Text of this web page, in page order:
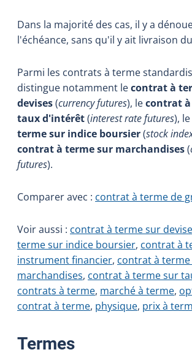
Dans la majorité des cas, il y a
l'échéance, sans qu'il y ait livraison
Parmi les contrats à terme
distingue notamment lecontrat à
devises(currency futures), lecontrat
taux d'intérêt(interest rate futures), le
terme sur indice boursier(stock
contrat à terme sur marchandises(
futures).
Comparer avec : contrat à terme de
Voir aussi : contrat à terme sur
terme sur indice boursier, contrat à
instrument financier, contrat à
marchandises, contrat à terme sur
contrats à terme, marché à terme,
contrat à terme, physique, prix à
Termes: